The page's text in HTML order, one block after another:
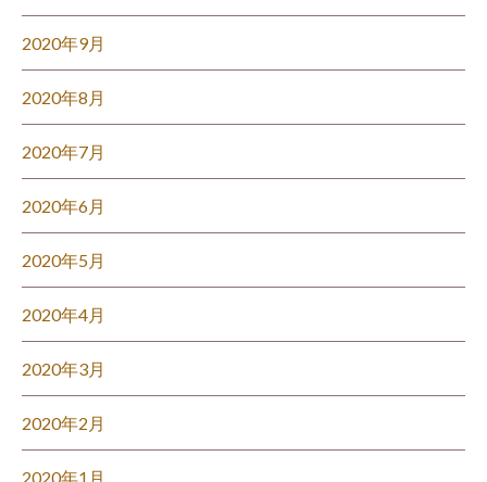
2020年9月
2020年8月
2020年7月
2020年6月
2020年5月
2020年4月
2020年3月
2020年2月
2020年1月